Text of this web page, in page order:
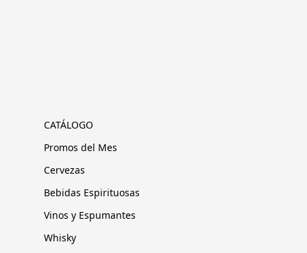
CATÁLOGO
Promos del Mes
Cervezas
Bebidas Espirituosas
Vinos y Espumantes
Whisky